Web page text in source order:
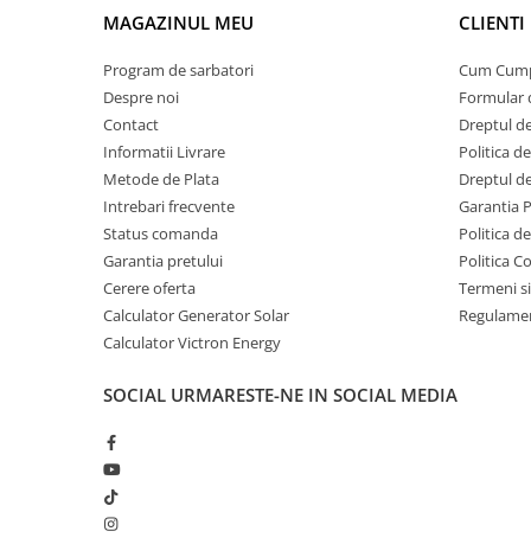
Acumulatori Gel
Acumulatori Moto
Electronice
Invertoare Tensiune
Statii de incarcare vehicule
UPS Centrale Termice
Stabilizatoare Tensiune
Scule si aparate
Anemometre
Clampmetre
Detectoare
Multimetre Portabile
MAGAZINUL MEU
Program de sarbatori
Despre noi
Contact
Informatii Livrare
Metode de Plata
Intrebari frecvente
Status comanda
Garantia pretului
Cerere oferta
Calculator Generator Solar
Calculator Victron Energy
CLIENTI
Cum
Formular
Dreptul
Politica
Dreptul
Garantia
Politica
Politica
Termeni
SOCIAL URMARESTE-NE IN SOCIAL MEDIA